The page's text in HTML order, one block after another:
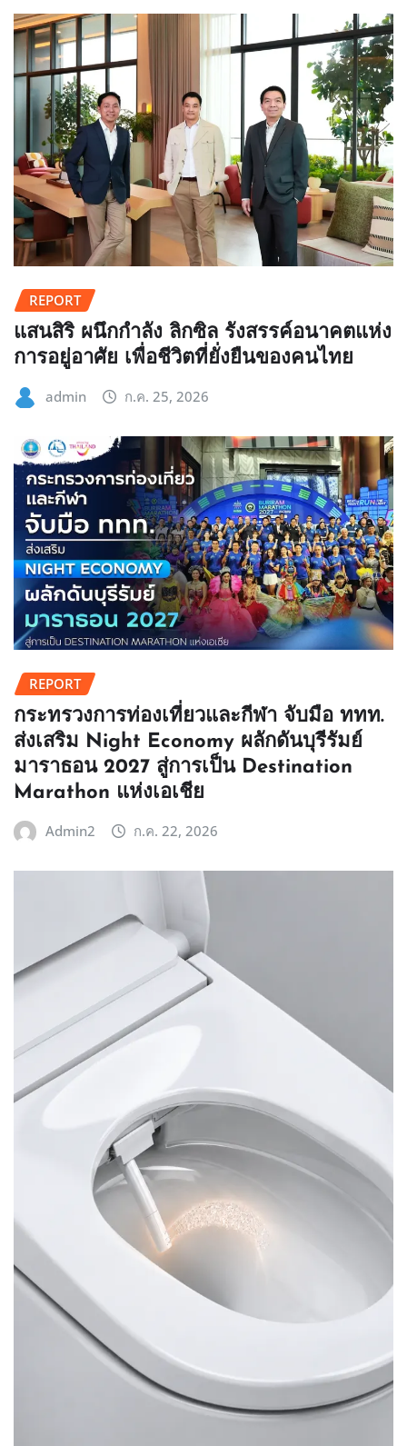
REPORT
แสนสิริ ผนึกกำลัง ลิกซิล รังสรรค์อนาคตแห่ง
การอยู่อาศัย เพื่อชีวิตที่ยั่งยืนของคนไทย
admin ก.ค. 25, 2026
REPORT
กระทรวงการท่องเที่ยวและกีฬา จับมือ ททท.
ส่งเสริม Night Economy ผลักดันบุรีรัมย์
มาราธอน 2027 สู่การเป็น Destination
Marathon แห่งเอเชีย
Admin2 ก.ค. 22, 2026